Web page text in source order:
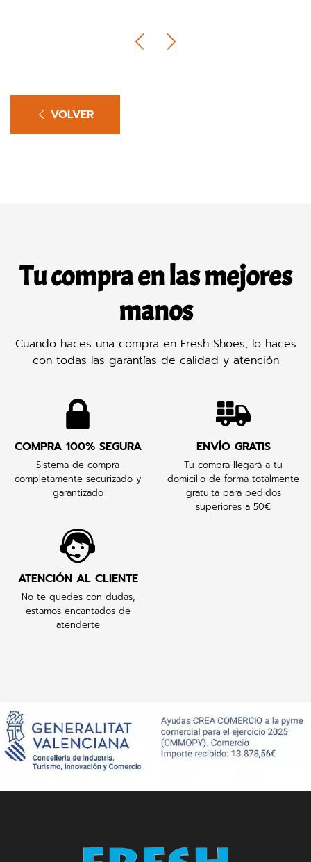
VOLVER
Tu compra en las mejores
manos
Cuando haces una compra en Fresh Shoes, lo haces
con todas las garantías de calidad y atención
COMPRA 100% SEGURA
Sistema de compra
completamente securizado y
garantizado
ENVÍO GRATIS
Tu compra llegará a tu
domicilio de forma totalmente
gratuita para pedidos
superiores a 50€
ATENCIÓN AL CLIENTE
No te quedes con dudas,
estamos encantados de
atenderte